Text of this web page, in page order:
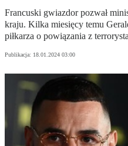
Francuski gwiazdor pozwał
kraju. Kilka miesięcy temu
piłkarza o powiązania z
Publikacja: 18.01.2024 03:00